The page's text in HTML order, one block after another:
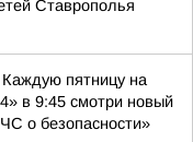
Ставрополья
пятницу на
в 9:45 смотри новый
о безопасности»